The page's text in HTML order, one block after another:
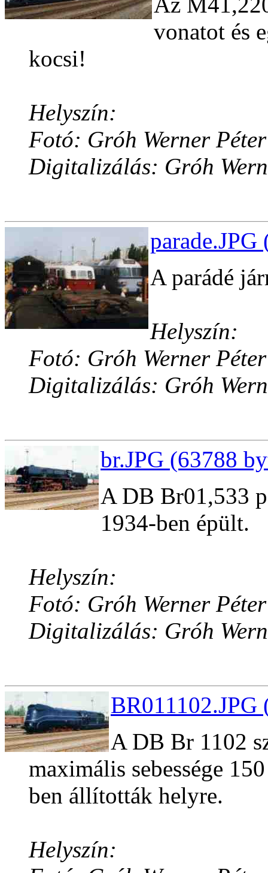
vonatot és
kocsi!
Helyszín:
Fotó: Gróh Werner Péter
Digitalizálás: Gróh
A parádé
Helyszín:
Fotó: Gróh Werner Péter
Digitalizálás: Gróh
br.JPG (63788
A DB Br01,533
1934-ben épült.
Helyszín:
Fotó: Gróh Werner Péter
Digitalizálás: Gróh
BR011102.JPG
A DB Br 1102
maximális sebessége
ben állították helyre.
Helyszín: